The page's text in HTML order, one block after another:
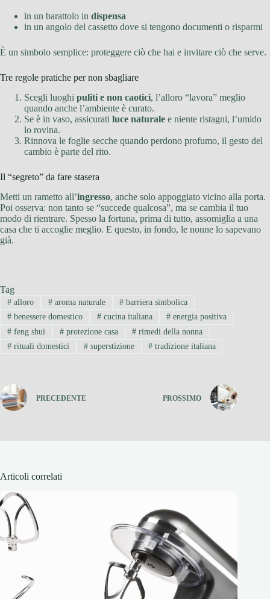
in un barattolo in dispensa
in un angolo del cassetto dove si tengono documenti o risparmi
È un simbolo semplice: proteggere ciò che hai e invitare ciò che serve.
Tre regole pratiche per non sbagliare
Scegli luoghi puliti e non caotici, l’alloro “lavora” meglio
quando anche l’ambiente è curato.
Se è in vaso, assicurati luce naturale e niente ristagni, l’umido
lo rovina.
Rinnova le foglie secche quando perdono profumo, il gesto del
cambio è parte del rito.
Il “segreto” da fare stasera
Metti un rametto all’ingresso, anche solo appoggiato vicino alla porta.
Poi osserva: non tanto se “succede qualcosa”, ma se cambia il tuo
modo di rientrare. Spesso la fortuna, prima di tutto, assomiglia a una
casa che ti accoglie meglio. E questo, in fondo, le nonne lo sapevano
già.
Tag
#alloro #aroma naturale # barriera simbolica
#benessere domestico #cucina italiana # energia positiva
#feng shui #protezione casa # rimedi della nonna
#rituali domestici #superstizione # tradizione italiana
PRECEDENTE PROSSIMO
Articoli correlati